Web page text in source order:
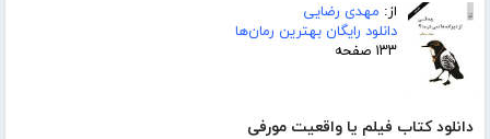
از: مهدی رضایی
دانلود رایگان بهترین رمان‌ها
۱۳۳ صفحه
دانلود کتاب فیلم یا واقعیت مورفی